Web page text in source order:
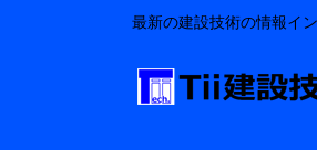
最新の建設技術の情報イン